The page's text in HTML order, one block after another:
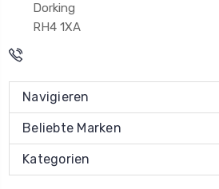
Dorking
RH4 1XA
Navigieren
Beliebte Marken
Kategorien